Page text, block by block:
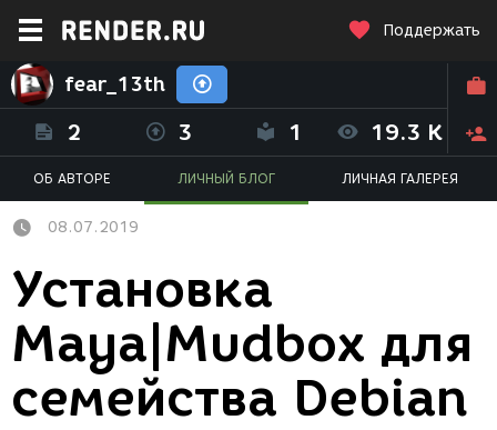
Поддержать
fear_13th
2 3 1 19.3 K
ОБ АВТОРЕ ЛИЧНЫЙ БЛОГ ЛИЧНАЯ ГАЛЕРЕЯ
08.07.2019
Установка
Maya|Mudbox для
семейства Debian